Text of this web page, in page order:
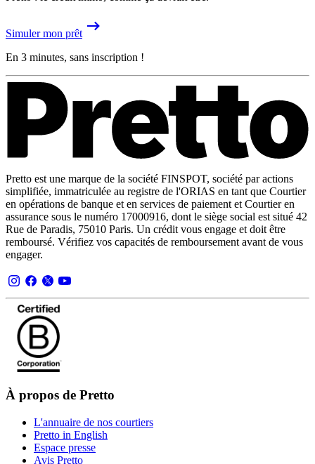
Simuler mon prêt
En 3 minutes, sans inscription !
Pretto est une marque de la société FINSPOT, société par actions
simplifiée, immatriculée au registre de l'ORIAS en tant que Courtier
en opérations de banque et en services de paiement et Courtier en
assurance sous le numéro 17000916, dont le siège social est situé 42
Rue de Paradis, 75010 Paris. Un crédit vous engage et doit être
remboursé. Vérifiez vos capacités de remboursement avant de vous
engager.
À propos de Pretto
L'annuaire de nos courtiers
Pretto in English
Espace presse
Avis Pretto